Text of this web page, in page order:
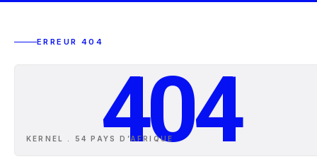
ERREUR 404
404
KERNEL . 54 PAYS D ’AFRIQUE